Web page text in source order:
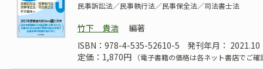
民事訴訟法／民事執行法／民事保全法／司法書士法
竹下 貴浩
編著
ISBN：978-4-535-52610-5
発刊年月： 2021.10
定価：1,870円
（電子書籍の価格は各ネット書店でご